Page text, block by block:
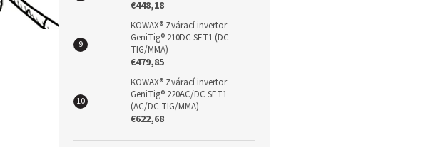
€448,18
KOWAX® Zvárací invertor
GeniTig® 210DC SET1 (DC
TIG/MMA)
€479,85
KOWAX® Zvárací invertor
GeniTig® 220AC/DC SET1
(AC/DC TIG/MMA)
€622,68